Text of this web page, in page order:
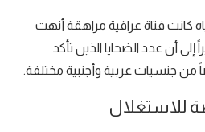
كانت فتاة عراقية مراهقة أنهت
إلى أن عدد الضحايا الذين تأكد
للاستغلال